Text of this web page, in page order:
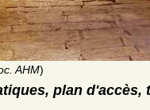
AHM)
plan d'accès,